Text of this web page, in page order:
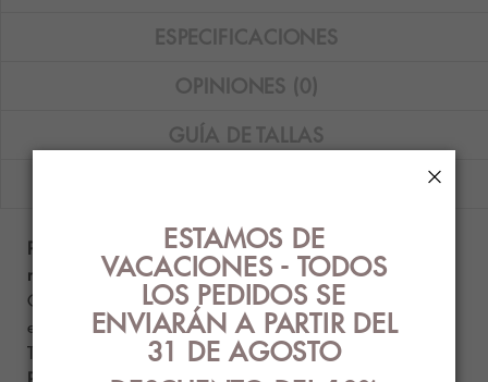
ESPECIFICACIONES
OPINIONES (0)
GUÍA DE TALLAS
Pack de 3 slip Boss Bold Cotton Stretch en color
negro, marino y granate.
Composición: 95% algodón orgánico - 5%
elastano.
Tallas disponibles: M y L.
ESTAMOS DE
VACACIONES - TODOS
LOS PEDIDOS SE
ENVIARÁN A PARTIR DEL
31 DE AGOSTO
×